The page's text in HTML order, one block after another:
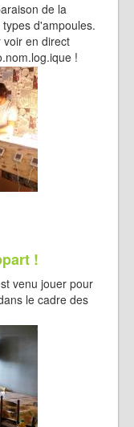
de la
d'ampoules.
voir en direct
!
!
venu jouer pour
le cadre des